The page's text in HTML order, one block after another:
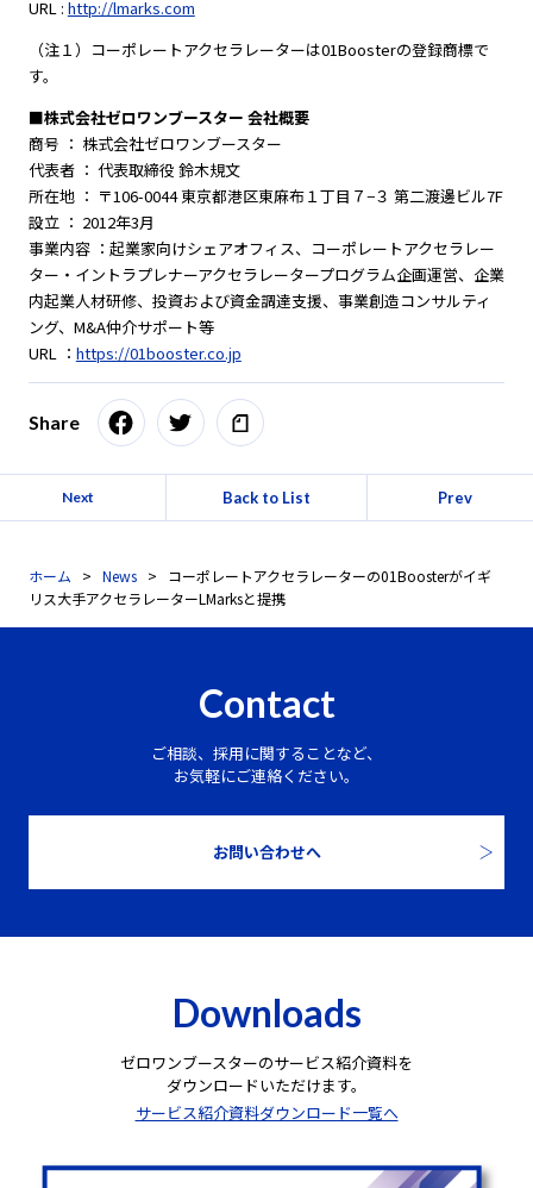
URL : http://lmarks.com
（注１）コーポレートアクセラレーターは01Boosterの登録商標で
す。
■株式会社ゼロワンブースター 会社概要
商号 ： 株式会社ゼロワンブースター
代表者 ： 代表取締役 鈴木規文
所在地 ： 〒106-0044 東京都港区東麻布１丁目７−３ 第二渡邊ビル7F
設立 ： 2012年3月
事業内容 ：起業家向けシェアオフィス、コーポレートアクセラレー
ター・イントラプレナーアクセラレータープログラム企画運営、企業
内起業人材研修、投資および資金調達支援、事業創造コンサルティ
ング、M&A仲介サポート等
URL ： https://01booster.co.jp
Share
Next Back to List Prev
ホーム News
コーポレートアクセラレーターの01Boosterがイギ
リス大手アクセラレーターLMarksと提携
Contact
ご相談、採用に関することなど、
お気軽にご連絡ください。
お問い合わせへ
Downloads
ゼロワンブースターのサービス紹介資料を
ダウンロードいただけます。
サービス紹介資料ダウンロード一覧へ